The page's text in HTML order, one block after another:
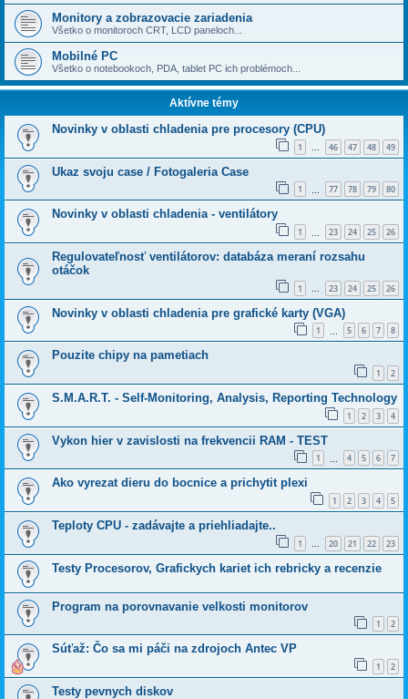
Monitory a zobrazovacie zariadenia
Všetko o monitoroch CRT, LCD paneloch...
Mobilné PC
Všetko o notebookoch, PDA, tablet PC ich problémoch...
Aktívne témy
Novinky v oblasti chladenia pre procesory (CPU)
1 … 46 47 48 49
Ukaz svoju case / Fotogaleria Case
1 77 78 79 80
Novinky v oblasti chladenia - ventilátory
1 23 24 25 26
Regulovateľnosť ventilátorov: databáza meraní rozsahu
otáčok
1 … 23 24 25 26
Novinky v oblasti chladenia pre grafické karty (VGA)
1 5 6 7 8
Pouzite chipy na pametiach
1 2
S.M.A.R.T. - Self-Monitoring, Analysis, Reporting Technology
1 2 3 4
Vykon hier v zavislosti na frekvencii RAM - TEST
1 4 5 6 7
Ako vyrezat dieru do bocnice a prichytit plexi
1 2 3 4 5
Teploty CPU - zadávajte a priehliadajte..
1 … 20 21 22 23
Testy Procesorov, Grafickych kariet ich rebricky a recenzie
Program na porovnavanie velkosti monitorov
1 2
Súťaž: Čo sa mi páči na zdrojoch Antec VP
1 2
Testy pevnych diskov